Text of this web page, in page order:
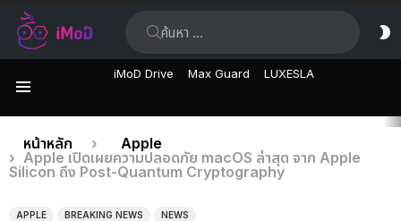
iMoD Drive Max Guard LUXESLA
เรื่อง
ล่าสุด
คุณอยู่ที่นี่:
หน้าหลัก
Apple
Apple เปิดเผยความปลอดภัย macOS ล่าสุด จาก Apple
Silicon ถึง Post-Quantum Cryptography
APPLE BREAKING NEWS NEWS